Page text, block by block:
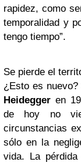
rapidez, como
temporalidad y
tengo tiempo”.
Se pierde el
¿Esto es
Heidegger en
de hoy no
circunstancias
sólo en la
vida. La